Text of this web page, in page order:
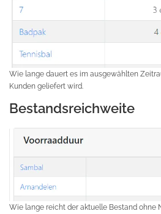
Wie lange dauert es im ausgewählten
Kunden geliefert wird.
Bestandsreichweite
Wie lange reicht der aktuelle Bestand ohne